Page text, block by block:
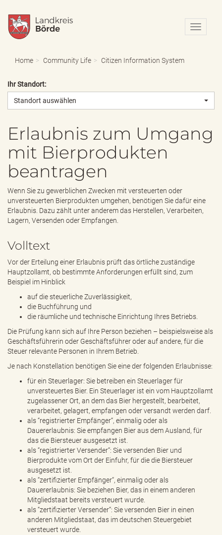
N
a
o
s
b
l
Home Community Life Citizen Information System
Ihr Standort:
Standort auswählen
Erlaubnis zum Umgang
mit Bierprodukten
beantragen
Wenn Sie zu gewerblichen Zwecken mit versteuerten oder
unversteuerten Bierprodukten umgehen, benötigen Sie dafür eine
Erlaubnis. Dazu zählt unter anderem das Herstellen, Verarbeiten,
Lagern, Versenden oder Empfangen.
Volltext
Vor der Erteilung einer Erlaubnis prüft das örtliche zuständige
Hauptzollamt, ob bestimmte Anforderungen erfüllt sind, zum
Beispiel im Hinblick
auf die steuerliche Zuverlässigkeit,
die Buchführung und
die räumliche und technische Einrichtung Ihres Betriebs.
Die Prüfung kann sich auf Ihre Person beziehen – beispielsweise als
Geschäftsführerin oder Geschäftsführer oder auf andere, für die
Steuer relevante Personen in Ihrem Betrieb.
Je nach Konstellation benötigen Sie eine der folgenden Erlaubnisse:
für ein Steuerlager: Sie betreiben ein Steuerlager für
unversteuertes Bier. Ein Steuerlager ist ein vom Hauptzollamt
zugelassener Ort, an dem das Bier hergestellt, bearbeitet,
verarbeitet, gelagert, empfangen oder versandt werden darf.
als “registrierter Empfänger“, einmalig oder als
Dauererlaubnis: Sie empfangen Bier aus dem Ausland, für
das die Biersteuer ausgesetzt ist.
als “registrierter Versender“: Sie versenden Bier und
Bierprodukte vom Ort der Einfuhr, für die die Biersteuer
ausgesetzt ist.
als “zertifizierter Empfänger“, einmalig oder als
Dauererlaubnis: Sie beziehen Bier, das in einem anderen
Mitgliedstaat bereits versteuert wurde.
als “zertifizierter Versender“: Sie versenden Bier in einen
anderen Mitgliedstaat, das im deutschen Steuergebiet
versteuert wurde.